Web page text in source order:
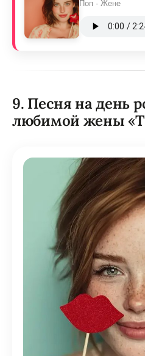
Поп · Жене
9. Песня на день
любимой жены